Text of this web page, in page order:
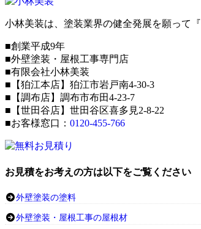
小林美装は、塗装業界の健全発展を願って『
■創業平成9年
■外壁塗装・屋根工事専門店
■有限会社小林美装
■【狛江本店】狛江市岩戸南4-30-3
■【調布店】調布市布田4-23-7
■【世田谷店】世田谷区喜多見2-8-22
■お客様窓口： 0120-455-766
お見積をお考えの方は以下をご覧ください
外壁塗装の塗料
外壁塗装・屋根工事の屋根材